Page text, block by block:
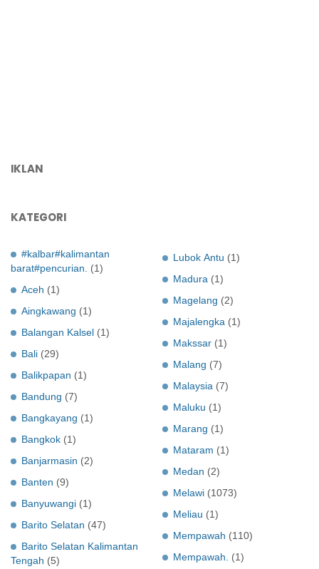
IKLAN
KATEGORI
#kalbar#kalimantan
barat#pencurian.
(1)
Aceh (1)
Aingkawang (1)
Balangan Kalsel (1)
Bali (29)
Balikpapan (1)
Bandung (7)
Bangkayang (1)
Bangkok (1)
Banjarmasin (2)
Banten (9)
Banyuwangi (1)
Barito Selatan (47)
Barito Selatan Kalimantan
Tengah (5)
Lubok Antu (1)
Madura (1)
Magelang (2)
Majalengka (1)
Makssar (1)
Malang (7)
Malaysia (7)
Maluku (1)
Marang (1)
Mataram (1)
Medan (2)
Melawi (1073)
Meliau (1)
Mempawah (110)
Mempawah.
(1)